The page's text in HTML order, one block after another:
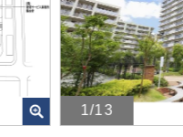
1/13